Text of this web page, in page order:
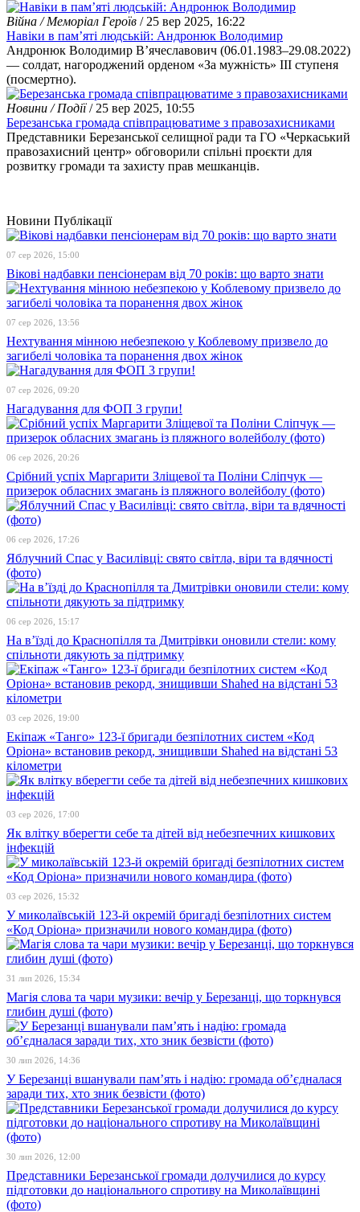
Війна / Меморіал Героїв / 25 вер 2025, 16:22
Навіки в пам’яті людській: Андронюк Володимир
Андронюк Володимир В’ячеславович (06.01.1983–29.08.2022)
— солдат, нагороджений орденом «За мужність» ІІІ ступеня
(посмертно).
Новини / Події/ 25 вер 2025, 10:55
Березанська громада співпрацюватиме з правозахисниками
Представники Березанської селищної ради та ГО «Черкаський
правозахисний центр» обговорили спільні проєкти для
розвитку громади та захисту прав мешканців.
Новини Публікації
07 сер 2026, 15:00
Вікові надбавки пенсіонерам від 70 років: що варто знати
07 сер 2026, 13:56
Нехтування мінною небезпекою у Коблевому призвело до
загибелі чоловіка та поранення двох жінок
07 сер 2026, 09:20
Нагадування для ФОП 3 групи!
06 сер 2026, 20:26
Срібний успіх Маргарити Зліщевої та Поліни Сліпчук —
призерок обласних змагань із пляжного волейболу (фото)
06 сер 2026, 17:26
Яблучний Спас у Василівці: свято світла, віри та вдячності
(фото)
06 сер 2026, 15:17
На в’їзді до Краснопілля та Дмитрівки оновили стели: кому
спільноти дякують за підтримку
03 сер 2026, 19:00
Екіпаж «Танго» 123-ї бригади безпілотних систем «Код
Оріона» встановив рекорд, знищивши Shahed на відстані 53
кілометри
03 сер 2026, 17:00
Як влітку вберегти себе та дітей від небезпечних кишкових
інфекцій
03 сер 2026, 15:32
У миколаївській 123-й окремій бригаді безпілотних систем
«Код Оріона» призначили нового командира (фото)
31 лип 2026, 15:34
Магія слова та чари музики: вечір у Березанці, що торкнувся
глибин душі (фото)
30 лип 2026, 14:36
У Березанці вшанували пам’ять і надію: громада об’єдналася
заради тих, хто зник безвісти (фото)
30 лип 2026, 12:00
Представники Березанської громади долучилися до курсу
підготовки до національного спротиву на Миколаївщині
(фото)